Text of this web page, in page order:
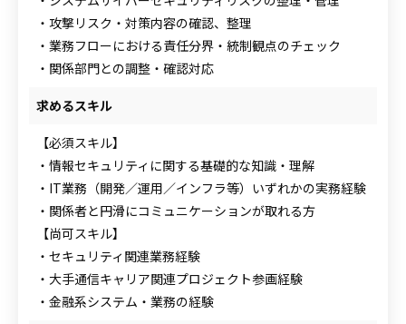
・攻撃リスク・対策内容の確認、整理
・業務フローにおける責任分界・統制観点のチェック
・関係部門との調整・確認対応
求めるスキル
【必須スキル】
・情報セキュリティに関する基礎的な知識・理解
・IT業務（開発／運用／インフラ等）いずれかの実務経験
・関係者と円滑にコミュニケーションが取れる方
【尚可スキル】
・セキュリティ関連業務経験
・大手通信キャリア関連プロジェクト参画経験
・金融系システム・業務の経験